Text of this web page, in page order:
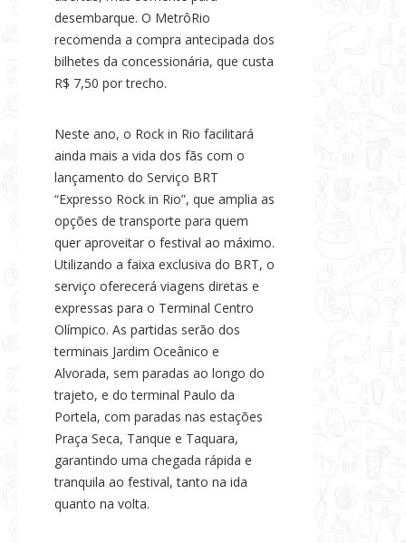
desembarque. O MetrôRio
recomenda a compra antecipada dos
bilhetes da concessionária, que custa
R$ 7,50 por trecho.
Neste ano, o Rock in Rio facilitará
ainda mais a vida dos fãs com o
lançamento do Serviço BRT
“Expresso Rock in Rio”, que amplia as
opções de transporte para quem
quer aproveitar o festival ao máximo.
Utilizando a faixa exclusiva do BRT, o
serviço oferecerá viagens diretas e
expressas para o Terminal Centro
Olímpico. As partidas serão dos
terminais Jardim Oceânico e
Alvorada, sem paradas ao longo do
trajeto, e do terminal Paulo da
Portela, com paradas nas estações
Praça Seca, Tanque e Taquara,
garantindo uma chegada rápida e
tranquila ao festival, tanto na ida
quanto na volta.